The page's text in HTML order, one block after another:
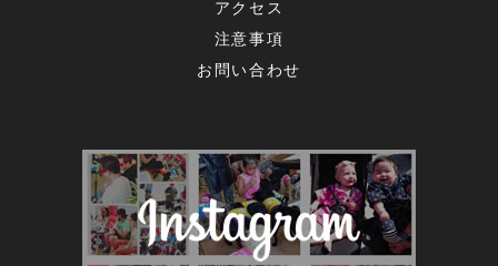
アクセス
注意事項
お問い合わせ